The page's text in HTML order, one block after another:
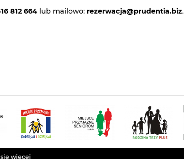
812 664 lub mailowo: rezerwacja@prudentia.biz.
wiecej